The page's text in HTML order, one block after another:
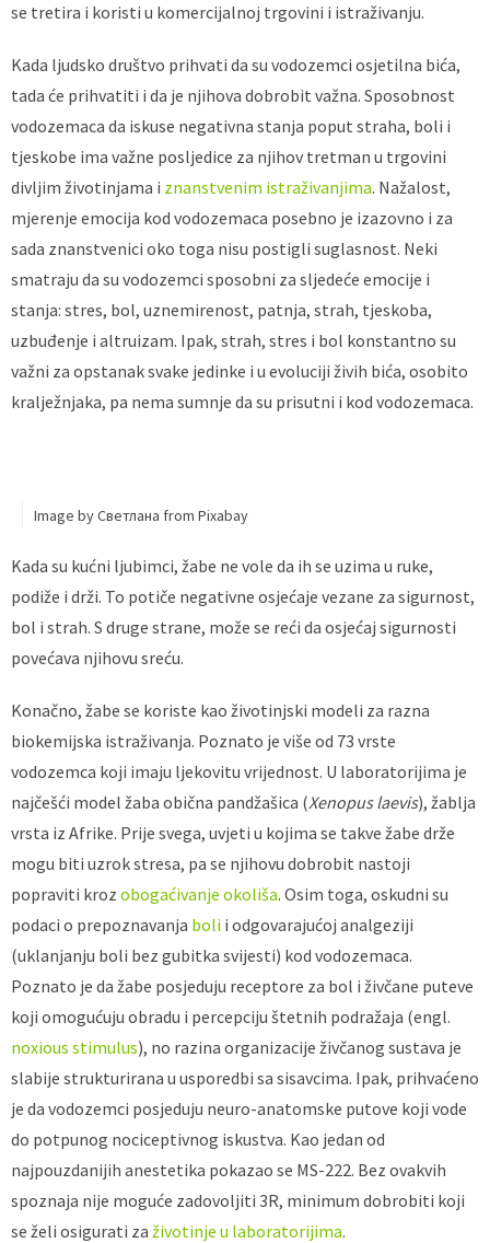
se tretira i koristi u komercijalnoj trgovini i istraživanju.
Kada ljudsko društvo prihvati da su vodozemci osjetilna bića,
tada će prihvatiti i da je njihova dobrobit važna. Sposobnost
vodozemaca da iskuse negativna stanja poput straha, boli i
tjeskobe ima važne posljedice za njihov tretman u trgovini
divljim životinjama i znanstvenim istraživanjima. Nažalost,
mjerenje emocija kod vodozemaca posebno je izazovno i za
sada znanstvenici oko toga nisu postigli suglasnost. Neki
smatraju da su vodozemci sposobni za sljedeće emocije i
stanja: stres, bol, uznemirenost, patnja, strah, tjeskoba,
uzbuđenje i altruizam. Ipak, strah, stres i bol konstantno su
važni za opstanak svake jedinke i u evoluciji živih bića, osobito
kralježnjaka, pa nema sumnje da su prisutni i kod vodozemaca.
Image by Светлана from Pixabay
Kada su kućni ljubimci, žabe ne vole da ih se uzima u ruke,
podiže i drži. To potiče negativne osjećaje vezane za sigurnost,
bol i strah. S druge strane, može se reći da osjećaj sigurnosti
povećava njihovu sreću.
Konačno, žabe se koriste kao životinjski modeli za razna
biokemijska istraživanja. Poznato je više od 73 vrste
vodozemca koji imaju ljekovitu vrijednost. U laboratorijima je
najčešći model žaba obična pandžašica (Xenopus laevis), žablja
vrsta iz Afrike. Prije svega, uvjeti u kojima se takve žabe drže
mogu biti uzrok stresa, pa se njihovu dobrobit nastoji
popraviti kroz obogaćivanje okoliša. Osim toga, oskudni su
podaci o prepoznavanja boli i odgovarajućoj analgeziji
(uklanjanju boli bez gubitka svijesti) kod vodozemaca.
Poznato je da žabe posjeduju receptore za bol i živčane puteve
koji omogućuju obradu i percepciju štetnih podražaja (engl.
noxious stimulus), no razina organizacije živčanog sustava je
slabije strukturirana u usporedbi sa sisavcima. Ipak, prihvaćeno
je da vodozemci posjeduju neuro-anatomske putove koji vode
do potpunog nociceptivnog iskustva. Kao jedan od
najpouzdanijih anestetika pokazao se MS-222. Bez ovakvih
spoznaja nije moguće zadovoljiti 3R, minimum dobrobiti koji
se želi osigurati za životinje u laboratorijima.